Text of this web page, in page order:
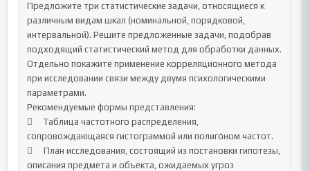
Предложите три статистические задачи, относящиеся к
различным видам шкал (номинальной, порядковой,
интервальной). Решите предложенные задачи, подобрав
подходящий статистический метод для обработки данных.
Отдельно покажите применение корреляционного метода
при исследовании связи между двумя психологическими
параметрами.
Рекомендуемые формы представления:
	Таблица частотного распределения,
сопровождающаяся гистограммой или полиго́ном частот.
	План исследования, состоящий из постановки гипотезы,
описания предмета и объекта, ожидаемых угроз